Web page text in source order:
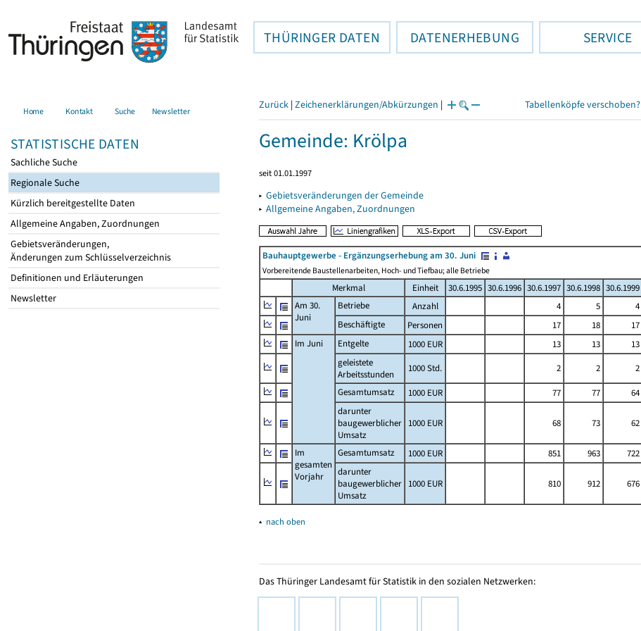
THÜRINGER DATEN DATENERHEBUNG SERVICE
Home Kontakt Suche Newsletter
STATISTISCHE DATEN
Sachliche Suche
Regionale Suche
Kürzlich bereitgestellte Daten
Allgemeine Angaben, Zuordnungen
Gebietsveränderungen,
Änderungen zum Schlüsselverzeichnis
Definitionen und Erläuterungen
Newsletter
Zurück | Zeichenerklärungen/Abkürzungen | Tabellenköpfe verschoben?
Gemeinde: Krölpa
seit 01.01.1997
▸ Gebietsveränderungen der Gemeinde
▸ Allgemeine Angaben, Zuordnungen
Bauhauptgewerbe - Ergänzungserhebung am 30. Juni
Vorbereitende Baustellenarbeiten, Hoch- und Tiefbau; alle Betriebe
Merkmal Einheit 30.6.1995 30.6.1996 30.6.1997 30.6.1998 30.6.1999
Am 30.
Juni
Betriebe Anzahl 4 5 4
Beschäftigte
Personen 17 18 17
Im Juni
Entgelte 1000 EUR 13 13 13
geleistete
Arbeitsstunden
1000 Std. 2 2 2
Gesamtumsatz
1000 EUR 77 77 64
darunter
baugewerblicher
Umsatz
1000 EUR 68 73 62
Im
gesamten
Vorjahr
Gesamtumsatz 1000 EUR 851 963 722
darunter
baugewerblicher
Umsatz
1000 EUR 810 912 676
▴ nach oben
Das Thüringer Landesamt für Statistik in den sozialen Netzwerken: